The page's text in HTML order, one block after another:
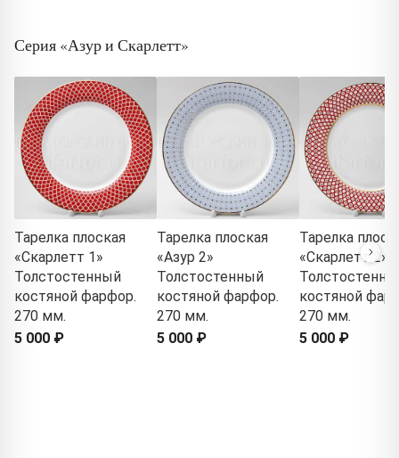
Серия «Азур и Скарлетт»
Тарелка плоская
«Скарлетт 1»
Толстостенный
костяной фарфор.
270 мм.
5 000 ₽
Тарелка плоская
«Азур 2»
Толстостенный
костяной фарфор.
270 мм.
5 000 ₽
Тарелка
«Скарлетт 2»
костяной
270 мм.
5 000 ₽